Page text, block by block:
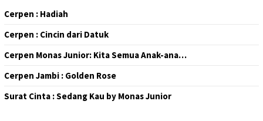
Cerpen : Hadiah
Cerpen : Cincin dari Datuk
Cerpen Monas Junior: Kita Semua Anak-ana…
Cerpen Jambi : Golden Rose
Surat Cinta : Sedang Kau by Monas Junior